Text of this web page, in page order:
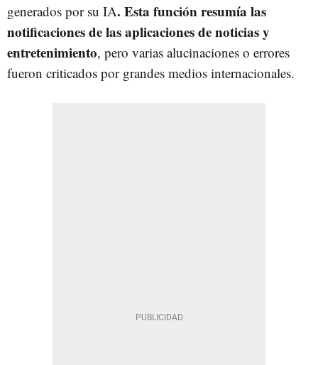
generados por su IA. Esta función resumía las
notificaciones de las aplicaciones de noticias y
entretenimiento, pero varias alucinaciones o errores
fueron criticados por grandes medios internacionales.